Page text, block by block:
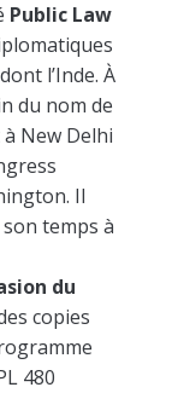
Public Law
l’Inde. À
du nom de
New Delhi
Il
temps à
du
copies
480